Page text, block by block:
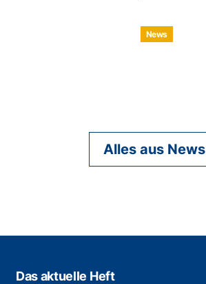
News
Alles aus News
Das aktuelle Heft